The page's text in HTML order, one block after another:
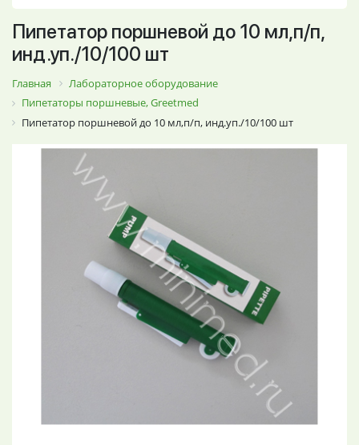
Пипетатор поршневой до 10 мл,п/п,
инд.уп./10/100 шт
Главная
Лабораторное оборудование
Пипетаторы поршневые, Greetmed
Пипетатор поршневой до 10 мл,п/п, инд.уп./10/100 шт